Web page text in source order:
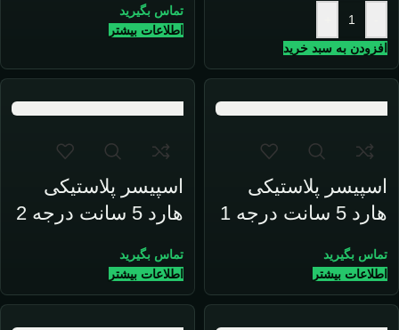
افزودن به سبد خرید
تماس بگیرید
اطلاعات بیشتر
اسپیسر پلاستیکی
هارد 5 سانت درجه 1
تماس بگیرید
اطلاعات بیشتر
اسپیسر پلاستیکی
هارد 5 سانت درجه 2
تماس بگیرید
اطلاعات بیشتر